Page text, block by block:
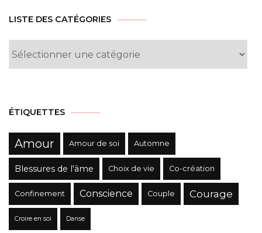
LISTE DES CATÉGORIES
ÉTIQUETTES
Amour Amour de soi Automne
Blessures de l'âme Choix de vie Co-création
Confinement Conscience Couple Courage
Croire en soi Danse